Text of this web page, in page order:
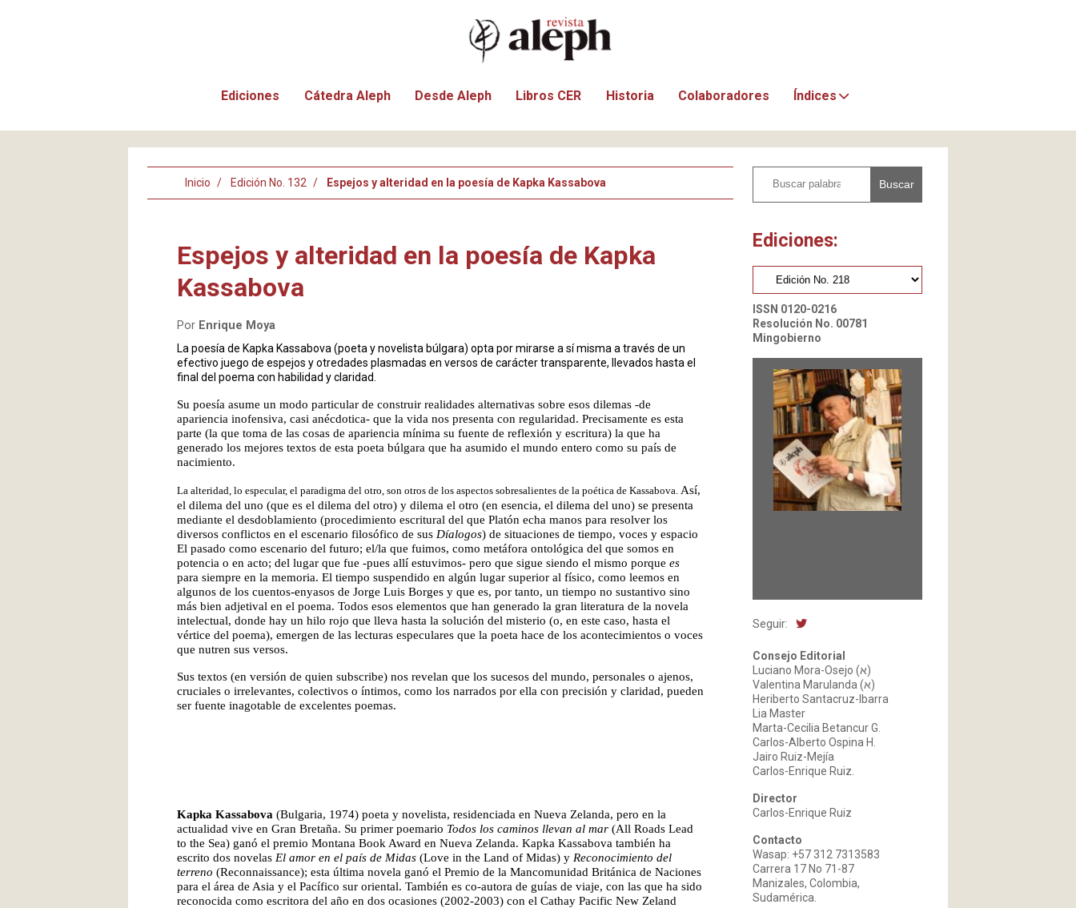
Ediciones Cátedra Aleph Desde Aleph Libros CER Historia Colaboradores Índices
Inicio Edición No. 132 Espejos y alteridad en la poesía de Kapka Kassabova
Espejos y alteridad en la poesía de Kapka
Kassabova
Por Enrique Moya
La poesía de Kapka Kassabova (poeta y novelista búlgara) opta por mirarse a sí misma a través de un
efectivo juego de espejos y otredades plasmadas en versos de carácter transparente, llevados hasta el
final del poema con habilidad y claridad.
Su poesía asume un modo particular de construir realidades alternativas sobre esos dilemas -de
apariencia inofensiva, casi anécdotica- que la vida nos presenta con regularidad. Precisamente es esta
parte (la que toma de las cosas de apariencia mínima su fuente de reflexión y escritura) la que ha
generado los mejores textos de esta poeta búlgara que ha asumido el mundo entero como su país de
nacimiento.
La alteridad, lo especular, el paradigma del otro, son otros de los aspectos sobresalientes de la poética de Kassabova. Así,
el dilema del uno (que es el dilema del otro) y dilema el otro (en esencia, el dilema del uno) se presenta
mediante el desdoblamiento (procedimiento escritural del que Platón echa manos para resolver los
diversos conflictos en el escenario filosófico de sus Díalogos) de situaciones de tiempo, voces y espacio
El pasado como escenario del futuro; el/la que fuimos, como metáfora ontológica del que somos en
potencia o en acto; del lugar que fue -pues allí estuvimos- pero que sigue siendo el mismo porque es
para siempre en la memoria. El tiempo suspendido en algún lugar superior al físico, como leemos en
algunos de los cuentos-enyasos de Jorge Luis Borges y que es, por tanto, un tiempo no sustantivo sino
más bien adjetival en el poema. Todos esos elementos que han generado la gran literatura de la novela
intelectual, donde hay un hilo rojo que lleva hasta la solución del misterio (o, en este caso, hasta el
vértice del poema), emergen de las lecturas especulares que la poeta hace de los acontecimientos o voces
que nutren sus versos.
Sus textos (en versión de quien subscribe) nos revelan que los sucesos del mundo, personales o ajenos,
cruciales o irrelevantes, colectivos o íntimos, como los narrados por ella con precisión y claridad, pueden
ser fuente inagotable de excelentes poemas.
Kapka Kassabova (Bulgaria, 1974) poeta y novelista, residenciada en Nueva Zelanda, pero en la
actualidad vive en Gran Bretaña. Su primer poemario Todos los caminos llevan al mar(All Roads Lead
to the Sea) ganó el premio Montana Book Award en Nueva Zelanda. Kapka Kassabova también ha
escrito dos novelas El amor en el país de Midas(Love in the Land of Midas) y Reconocimiento del
terreno (Reconnaissance); esta última novela ganó el Premio de la Mancomunidad Británica de Naciones
para el área de Asia y el Pacífico sur oriental. También es co-autora de guías de viaje, con las que ha sido
reconocida como escritora del año en dos ocasiones (2002-2003) con el Cathay Pacific New Zeland
Buscar
Ediciones:
ISSN 0120-0216
Resolución No. 00781
Mingobierno
Seguir:
Consejo Editorial
Luciano Mora-Osejo (א)
Valentina Marulanda (א)
Heriberto Santacruz-Ibarra
Lia Master
Marta-Cecilia Betancur G.
Carlos-Alberto Ospina H.
Jairo Ruiz-Mejía
Carlos-Enrique Ruiz.
Director
Carlos-Enrique Ruiz
Contacto
Wasap: +57 312 7313583
Carrera 17 No 71-87
Manizales, Colombia,
Sudamérica.